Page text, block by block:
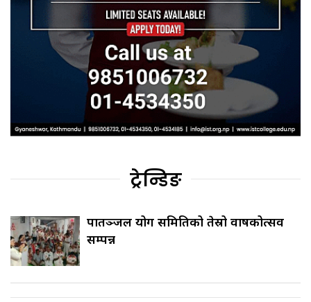
ट्रेन्डिङ
पातञ्जल योग समितिको तेस्रो वार्षिकोत्सव
सम्पन्न